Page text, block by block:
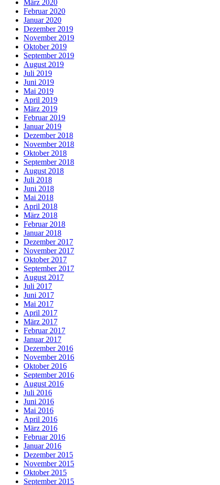
März 2020
Februar 2020
Januar 2020
Dezember 2019
November 2019
Oktober 2019
September 2019
August 2019
Juli 2019
Juni 2019
Mai 2019
April 2019
März 2019
Februar 2019
Januar 2019
Dezember 2018
November 2018
Oktober 2018
September 2018
August 2018
Juli 2018
Juni 2018
Mai 2018
April 2018
März 2018
Februar 2018
Januar 2018
Dezember 2017
November 2017
Oktober 2017
September 2017
August 2017
Juli 2017
Juni 2017
Mai 2017
April 2017
März 2017
Februar 2017
Januar 2017
Dezember 2016
November 2016
Oktober 2016
September 2016
August 2016
Juli 2016
Juni 2016
Mai 2016
April 2016
März 2016
Februar 2016
Januar 2016
Dezember 2015
November 2015
Oktober 2015
September 2015